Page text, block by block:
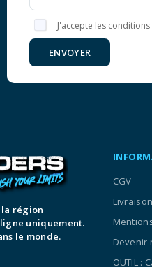
J'accepte les
ENVOYER
la région
uniquement.
le monde.
CGV
Livraison
Devenir
OUTIL :